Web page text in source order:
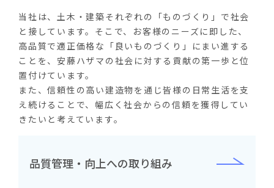
当社は、土木・建築それぞれの「ものづくり」で社会
と接しています。そこで、お客様のニーズに即した、
高品質で適正価格な「良いものづくり」にまい進する
ことを、安藤ハザマの社会に対する貢献の第一歩と位
置付けています。
また、信頼性の高い建造物を通じ皆様の日常生活を支
え続けることで、幅広く社会からの信頼を獲得してい
きたいと考えています。
品質管理・向上への取り組み